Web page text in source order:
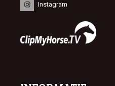
Instagram